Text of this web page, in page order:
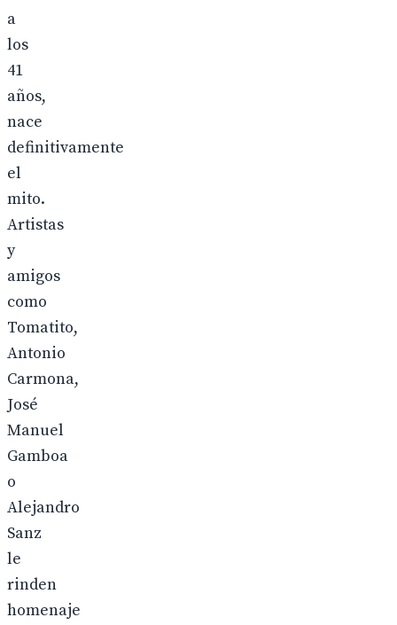
a
los
41
años,
nace
definitivamente
el
mito.
Artistas
y
amigos
como
Tomatito,
Antonio
Carmona,
José
Manuel
Gamboa
o
Alejandro
Sanz
le
rinden
homenaje